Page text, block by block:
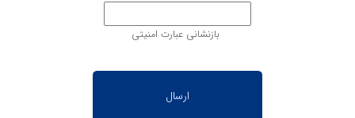
بازنشانی عبارت امنیتی